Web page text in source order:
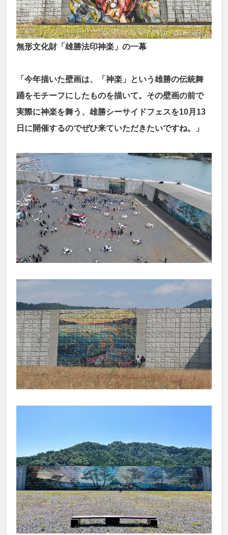
無形文化財「雄勝法印神楽」の一幕
「今年描いた壁画は、「神楽」という雄勝の伝統舞
踊をモチーフにしたものを描いて。その壁画の前で
実際に神楽を舞う、雄勝シーサイドフェスを10月13
日に開催するのでぜひ来ていただきたいですね。」